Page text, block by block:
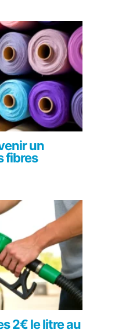
un
fibres
2€ le litre au